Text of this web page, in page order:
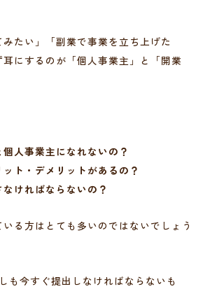
みたい」「副業で事業を立ち上げた
にするのが「個人事業主」と「開業
人事業主になれないの？
ト・デメリットがあるの？
ければならないの？
る方はとても多いのではないでしょう
も今すぐ提出しなければならないも